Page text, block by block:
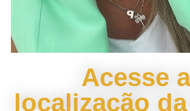
Acesse a
localização